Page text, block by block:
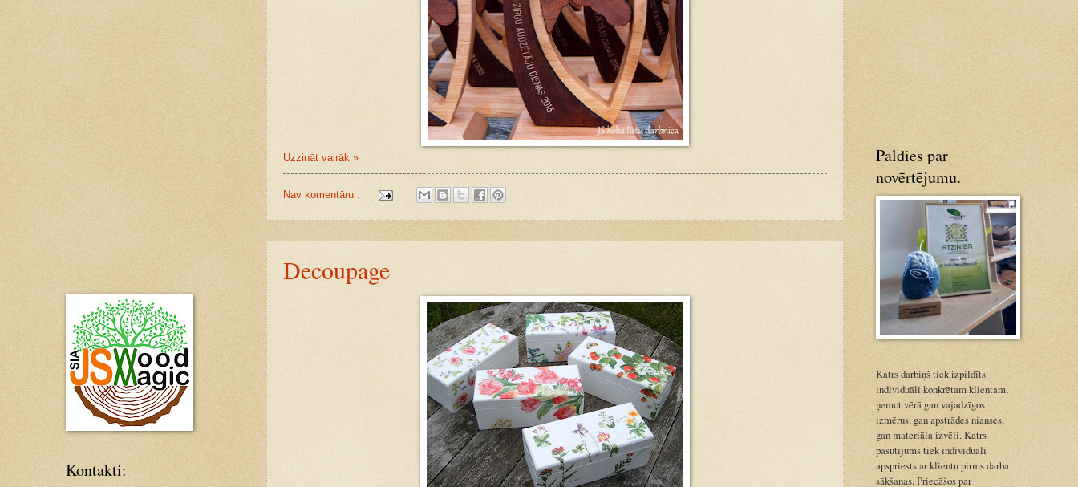
Uzzināt vairāk »
Nav komentāru :
Decoupage
Kontakti:
Paldies par
novērtējumu.
Katrs darbiņš tiek izpildīts
individuāli konkrētam klientam,
ņemot vērā gan vajadzīgos
izmērus, gan apstrādes nianses,
gan materiāla izvēli. Katrs
pasūtījums tiek individuāli
apspriests ar klientu pirms darba
sākšanas. Priecāšos par